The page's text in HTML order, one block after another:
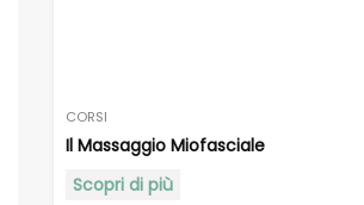
CORSI
Il Massaggio Miofasciale
Scopri di più